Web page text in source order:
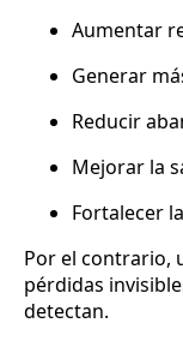
Aumentar
Generar
Reducir
Mejorar la
Fortalecer
Por el contrario,
pérdidas
detectan.